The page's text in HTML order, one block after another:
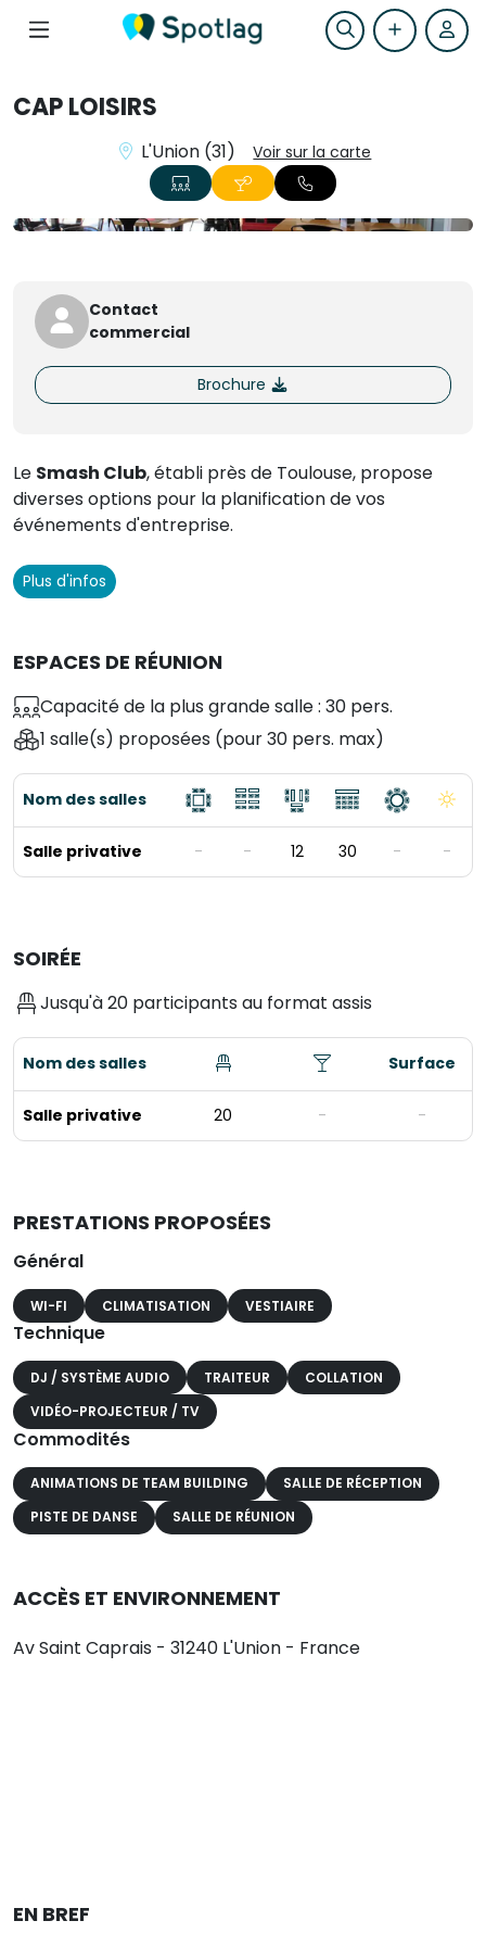
CAP LOISIRS
L'Union (31) Voir sur la carte
Contact
commercial
Brochure
Le Smash Club, établi près de Toulouse, propose
diverses options pour la planification de vos
événements d'entreprise.
Plus d'infos
ESPACES DE RÉUNION
Capacité de la plus grande salle : 30 pers.
1 salle(s) proposées (pour 30 pers. max)
Nom des salles
Salle privative - - 12 30 - -
SOIRÉE
Jusqu'à 20 participants au format assis
Nom des salles Surface
Salle privative 20 - -
PRESTATIONS PROPOSÉES
Général
WI-FI CLIMATISATION VESTIAIRE
Technique
DJ / SYSTÈME AUDIO TRAITEUR
COLLATION
VIDÉO-PROJECTEUR / TV
Commodités
ANIMATIONS DE TEAM BUILDING
SALLE DE RÉCEPTION
PISTE DE DANSE
SALLE DE RÉUNION
ACCÈS ET ENVIRONNEMENT
Av Saint Caprais - 31240 L'Union - France
EN BREF